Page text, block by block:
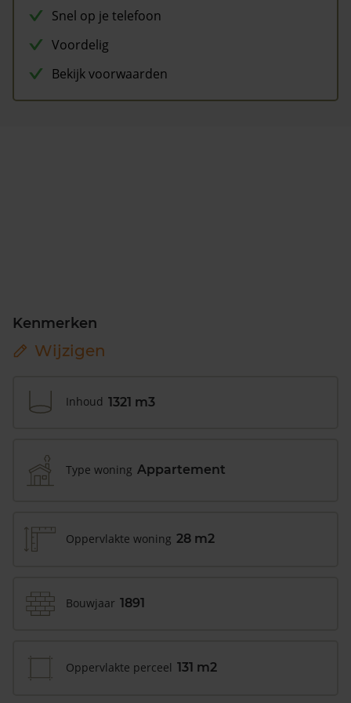
Snel op je telefoon
Voordelig
Bekijk voorwaarden
Kenmerken
Wijzigen
Inhoud 1321 m3
Type woning Appartement
Oppervlakte woning 28 m2
Bouwjaar 1891
Oppervlakte perceel 131 m2